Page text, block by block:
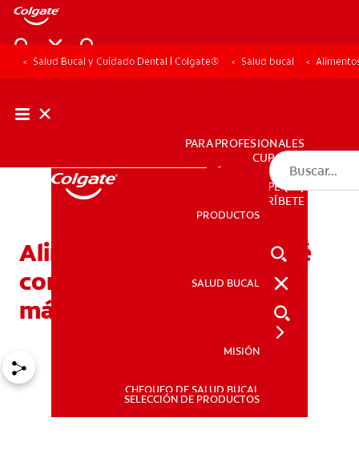
PRODUCTOS
PARA PROFESIONALES
CUPONES
DÓNDE COMPRAR
PE (ES)
SUSCRÍBETE
PRODUCTOS
SALUD BUCAL
MISIÓN
CHEQUEO DE SALUD BUCAL
SELECCIÓN DE PRODUCTOS
Salud Bucal y Cuidado Dental | Colgate® Salud bucal
Alimentos con calcio: Qué
comer para tener dientes
más sanos